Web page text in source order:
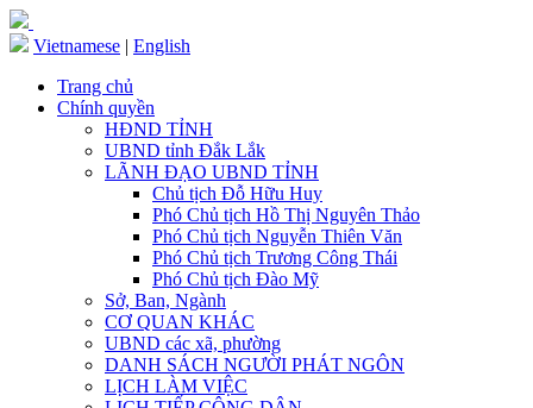
Vietnamese | English
Trang chủ
Chính quyền
HĐND TỈNH
UBND tỉnh Đắk Lắk
LÃNH ĐẠO UBND TỈNH
Chủ tịch Đỗ Hữu Huy
Phó Chủ tịch Hồ Thị Nguyên Thảo
Phó Chủ tịch Nguyễn Thiên Văn
Phó Chủ tịch Trương Công Thái
Phó Chủ tịch Đào Mỹ
Sở, Ban, Ngành
CƠ QUAN KHÁC
UBND các xã, phường
DANH SÁCH NGƯỜI PHÁT NGÔN
LỊCH LÀM VIỆC